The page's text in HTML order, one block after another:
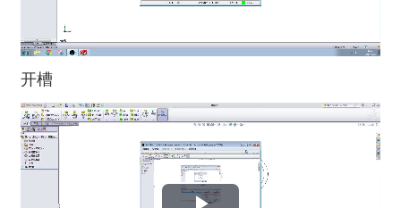
放
视
频
开槽